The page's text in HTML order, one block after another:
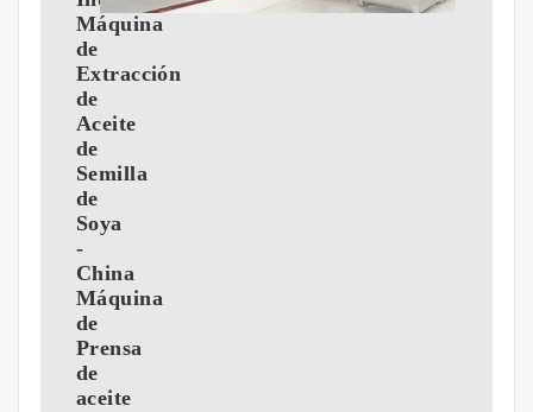
Máquina
de
Extracción
de
Aceite
de
Semilla
de
Soya
-
China
Máquina
de
Prensa
de
aceite